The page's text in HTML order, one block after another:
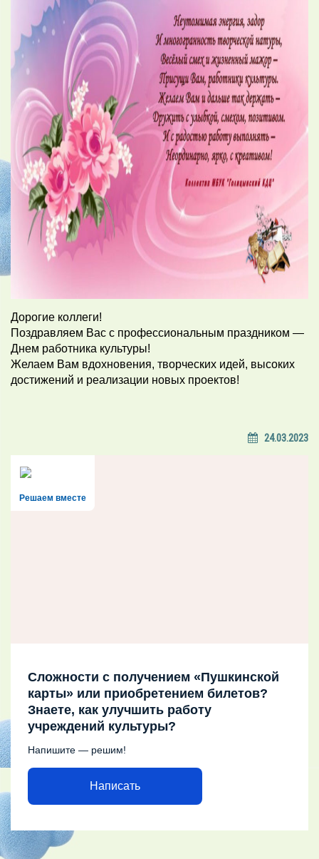
Дорогие коллеги!
Поздравляем Вас с профессиональным праздником —
Днем работника культуры!
Желаем Вам вдохновения, творческих идей, высоких
достижений и реализации новых проектов!
24.03.2023
Решаем вместе
Сложности с получением «Пушкинской
карты» или приобретением билетов?
Знаете, как улучшить работу
учреждений культуры?
Напишите — решим!
Написать